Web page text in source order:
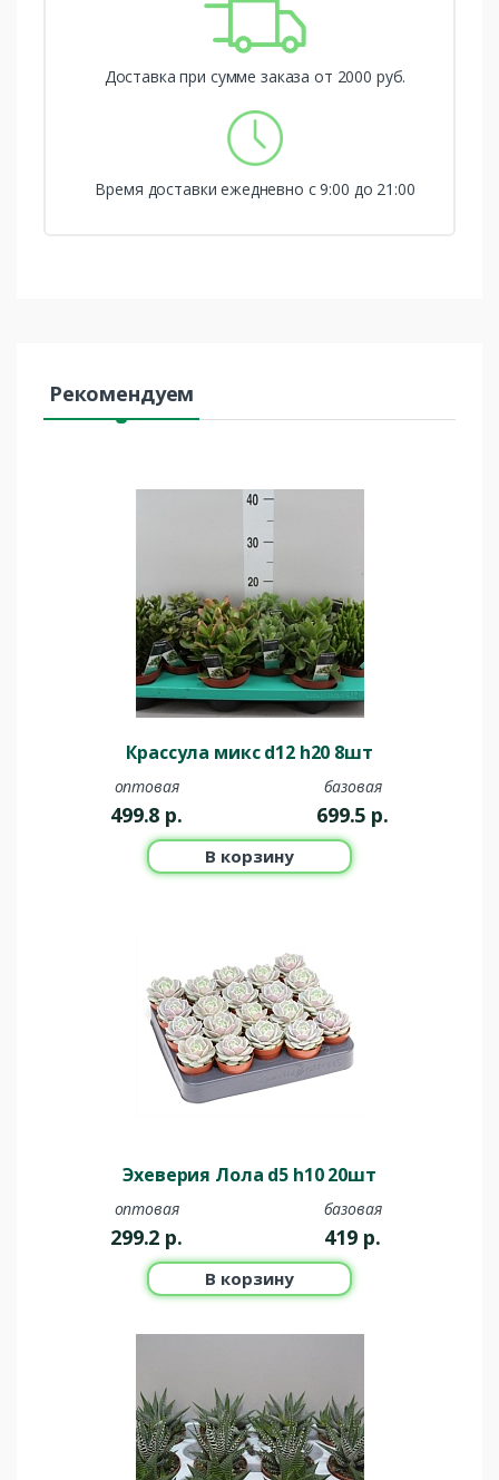
Доставка при сумме заказа от 2000 руб.
Время доставки ежедневно с 9:00 до 21:00
Рекомендуем
Крассула микс d12 h20 8шт
оптовая
499.8 р.
базовая
699.5 р.
В корзину
Эхеверия Лола d5 h10 20шт
оптовая
299.2 р.
базовая
419 р.
В корзину